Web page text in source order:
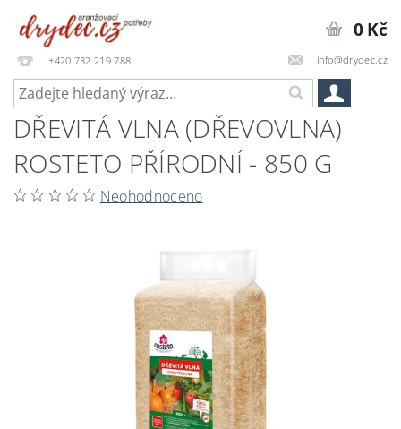
+420 732 219 788 info@drydec.cz
0 Kč
DŘEVITÁ VLNA (DŘEVOVLNA)
ROSTETO PŘÍRODNÍ - 850 G
Neohodnoceno